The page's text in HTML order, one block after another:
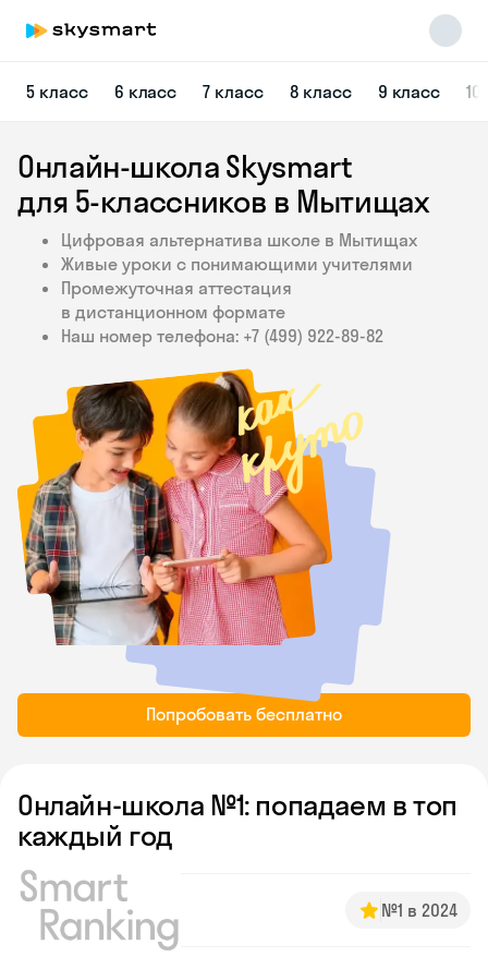
5 класс 6 класс 7 класс 8 класс 9 класс
Онлайн-школа Skysmart
для 5‑классников в Мытищах
Цифровая альтернатива школе в Мытищах
Живые уроки с понимающими учителями
Промежуточная аттестация
в дистанционном формате
Наш номер телефона: +7 (499) 922‑89‑82
Попробовать бесплатно
Онлайн-школа №1: попадаем в топ
каждый год
№1 в 2024
Skysmart Chat